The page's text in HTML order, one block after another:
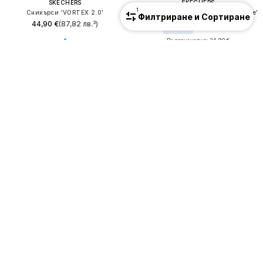
SKECHERS
Сникърси 'VORTEX 2.0'
44,90 €(87,82 лв.³)
SKECHERS
Спортни обувки 'Microspec Advance'
Първоначално: 34,90 €
1
Филтриране и Сортиране